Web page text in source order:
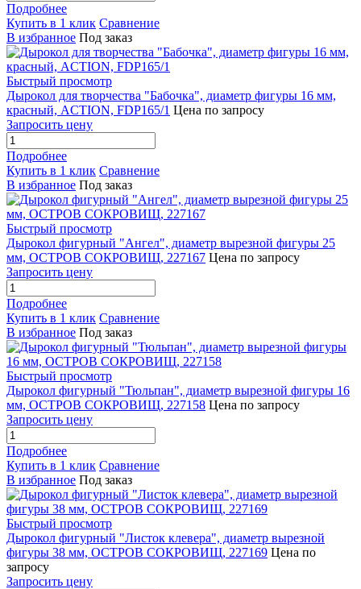
Подробнее
Купить в 1 клик Сравнение
В избранное Под заказ
Быстрый просмотр
Дырокол для творчества "Бабочка", диаметр фигуры 16 мм,
красный, ACTION, FDP165/1 Цена по запросу
Запросить цену
Подробнее
Купить в 1 клик Сравнение
В избранное Под заказ
Быстрый просмотр
Дырокол фигурный "Ангел", диаметр вырезной фигуры 25
мм, ОСТРОВ СОКРОВИЩ, 227167 Цена по запросу
Запросить цену
Подробнее
Купить в 1 клик Сравнение
В избранное Под заказ
Быстрый просмотр
Дырокол фигурный "Тюльпан", диаметр вырезной фигуры 16
мм, ОСТРОВ СОКРОВИЩ, 227158 Цена по запросу
Запросить цену
Подробнее
Купить в 1 клик Сравнение
В избранное Под заказ
Быстрый просмотр
Дырокол фигурный "Листок клевера", диаметр вырезной
фигуры 38 мм, ОСТРОВ СОКРОВИЩ, 227169 Цена по
запросу
Запросить цену